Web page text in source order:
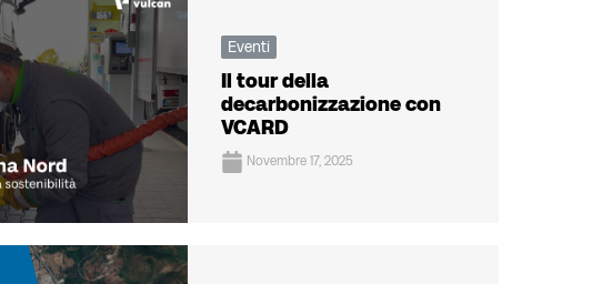
Eventi
Il tour della
decarbonizzazione con
VCARD
Novembre 17, 2025